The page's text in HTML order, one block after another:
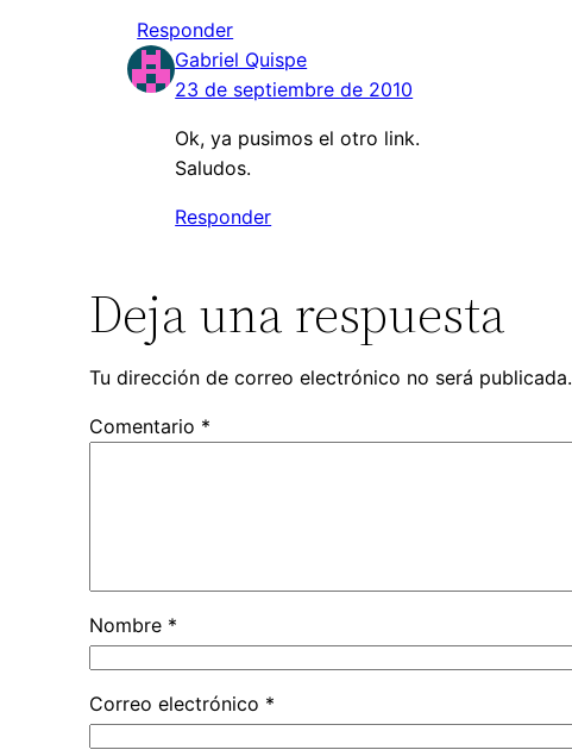
Responder
Gabriel Quispe
23 de septiembre de 2010
Ok, ya pusimos el otro link.
Saludos.
Responder
Deja una respuesta
Tu dirección de correo electrónico no será publicada.
Comentario *
Nombre *
Correo electrónico *